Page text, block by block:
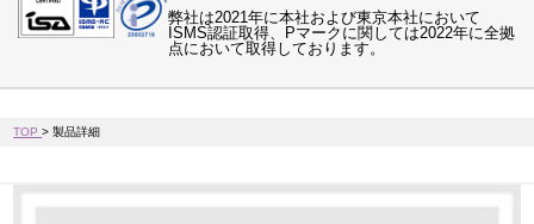
弊社は2021年に本社および東京本社において
ISMS認証取得、Pマークに関しては2022年に全拠
点において取得しております。
TOP>製品詳細